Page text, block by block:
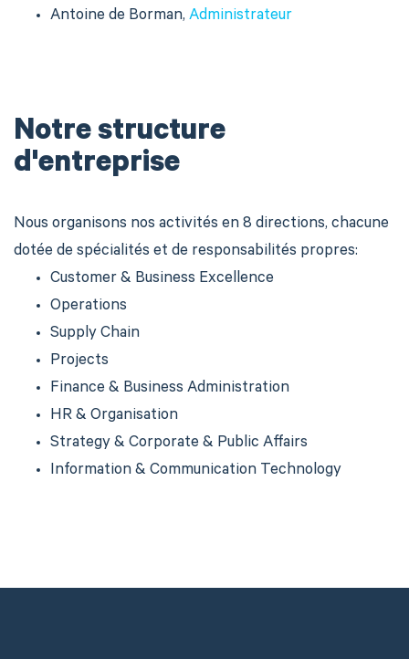
Antoine de Borman, Administrateur
Notre structure
d'entreprise
Nous organisons nos activités en 8 directions, chacune
dotée de spécialités et de responsabilités propres:
Customer & Business Excellence
Operations
Supply Chain
Projects
Finance & Business Administration
HR & Organisation
Strategy & Corporate & Public Affairs
Information & Communication Technology